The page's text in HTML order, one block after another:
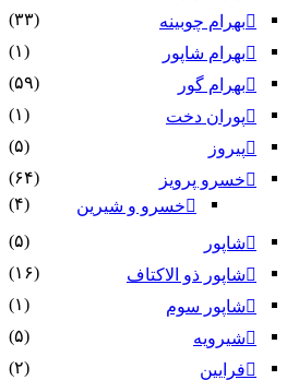
بهرام چوبینه
(۳۳)
بهرام شاپور
(۱)
بهرام گور
(۵۹)
پوران دخت
(۱)
پیروز
(۵)
خسرو پرویز
(۶۴)
خسرو و شیرین
(۴)
شاپور
(۵)
شاپور ذو الاکتاف
(۱۶)
شاپور سوم‏
(۱)
شیرویه
(۵)
فرایین
(۲)